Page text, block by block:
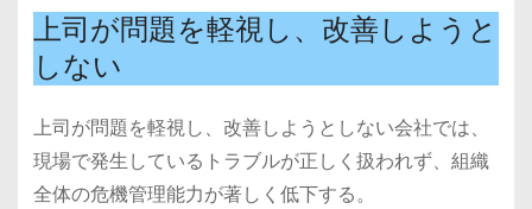
上司が問題を軽視し、改善しようと
しない
上司が問題を軽視し、改善しようとしない会社では、
現場で発生しているトラブルが正しく扱われず、組織
全体の危機管理能力が著しく低下する。